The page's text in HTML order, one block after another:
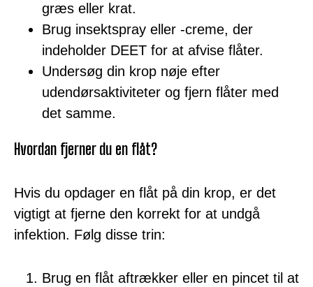
græs eller krat.
Brug insektspray eller -creme, der
indeholder DEET for at afvise flåter.
Undersøg din krop nøje efter
udendørsaktiviteter og fjern flåter med
det samme.
Hvordan fjerner du en flåt?
Hvis du opdager en flåt på din krop, er det
vigtigt at fjerne den korrekt for at undgå
infektion. Følg disse trin:
Brug en flåt aftrækker eller en pincet til at